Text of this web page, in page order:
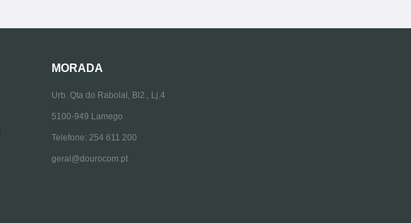
MORADA
Urb. Qta do Rabolal, Bl2., Lj.4
5100-949 Lamego
Telefone: 254 611 200
geral@dourocom.pt